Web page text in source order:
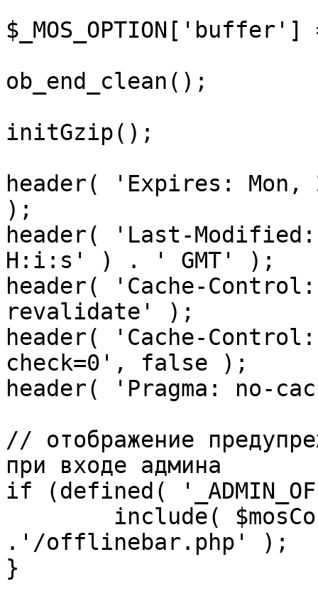
ob_end_clean();
initGzip();
header( 'Expires: Mon,
);
header( 'Last-
H:i:s' ) . ' GMT' );
header( 'Cache-
revalidate' );
header( 'Cache-
check=0', false );
header( 'Pragma: no-
// отображение
при входе админа
if (defined(
.'/offlinebar.php' );
}